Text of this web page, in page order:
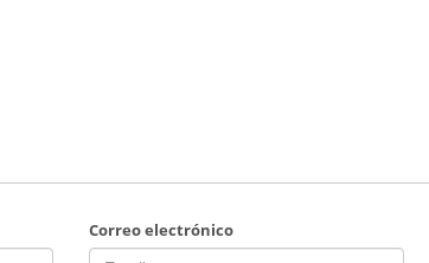
Correo electrónico